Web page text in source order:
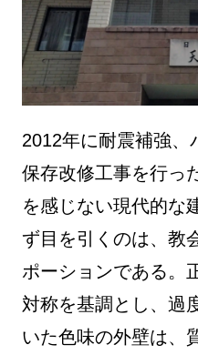
2012年に耐震補強、
保存改修工事を行っ
を感じない現代的な
ず目を引くのは、教
ポーションである。
対称を基調とし、過
いた色味の外壁は、